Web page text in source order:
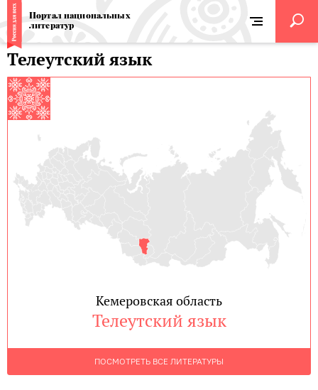
Портал национальных
литератур
Телеутский язык
Кемеровская область
Телеутский язык
ПОСМОТРЕТЬ ВСЕ ЛИТЕРАТУРЫ